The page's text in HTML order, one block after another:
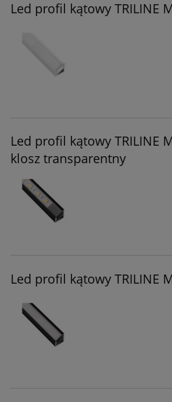
Led profil kątowy TRILINE
Led profil kątowy TRILINE
klosz transparentny
Led profil kątowy TRILINE